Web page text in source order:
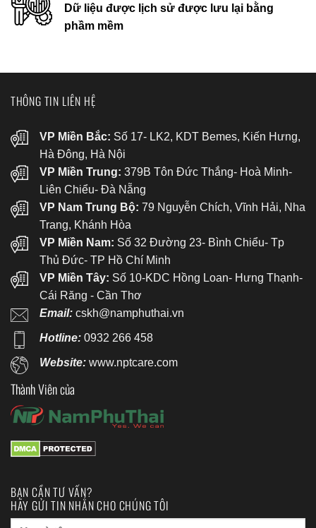
Dữ liệu được lịch sử được lưu lại bằng
phầm mềm
THÔNG TIN LIÊN HỆ
VP Miền Bắc: Số 17- LK2, KDT Bemes, Kiến Hưng,
Hà Đông, Hà Nội
VP Miền Trung: 379B Tôn Đức Thắng- Hoà Minh-
Liên Chiểu- Đà Nẵng
VP Nam Trung Bộ: 79 Nguyễn Chích, Vĩnh Hải, Nha
Trang, Khánh Hòa
VP Miền Nam: Số 32 Đường 23- Bình Chiểu- Tp
Thủ Đức- TP Hồ Chí Minh
VP Miền Tây: Số 10-KDC Hồng Loan- Hưng Thạnh-
Cái Răng - Cần Thơ
Email: cskh@namphuthai.vn
Hotline: 0932 266 458
Website:www.nptcare.com
Thành Viên của
BẠN CẦN TƯ VẤN?
HÃY GỬI TIN NHẮN CHO CHÚNG TÔI